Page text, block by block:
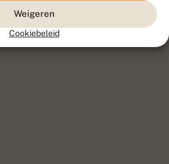
Weigeren
Cookiebeleid